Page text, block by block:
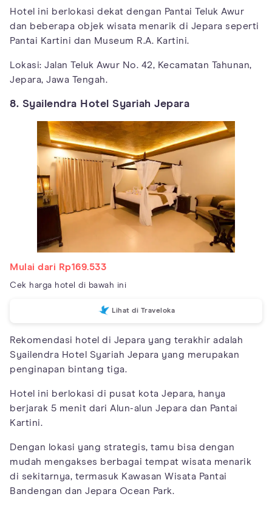
Hotel ini berlokasi dekat dengan Pantai Teluk Awur
dan beberapa objek wisata menarik di Jepara seperti
Pantai Kartini dan Museum R.A. Kartini.
Lokasi: Jalan Teluk Awur No. 42, Kecamatan Tahunan,
Jepara, Jawa Tengah.
8. Syailendra Hotel Syariah Jepara
Mulai dari Rp169.533
Cek harga hotel di bawah ini
Lihat di Traveloka
Rekomendasi hotel di Jepara yang terakhir adalah
Syailendra Hotel Syariah Jepara yang merupakan
penginapan bintang tiga.
Hotel ini berlokasi di pusat kota Jepara, hanya
berjarak 5 menit dari Alun-alun Jepara dan Pantai
Kartini.
Dengan lokasi yang strategis, tamu bisa dengan
mudah mengakses berbagai tempat wisata menarik
di sekitarnya, termasuk Kawasan Wisata Pantai
Bandengan dan Jepara Ocean Park.